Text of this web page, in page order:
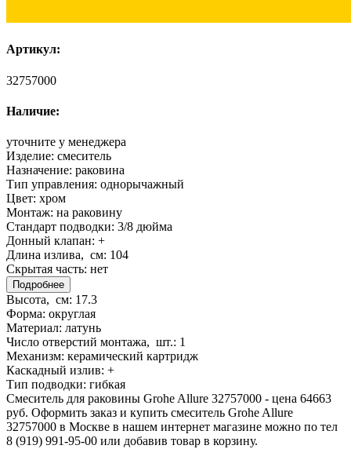
Артикул:
32757000
Наличие:
уточните у менеджера
Изделие: смеситель
Назначение: раковина
Тип управления: однорычажный
Цвет: хром
Монтаж: на раковину
Стандарт подводки: 3/8 дюйма
Донный клапан: +
Длина излива, см: 104
Скрытая часть: нет
Подробнее
Высота, см: 17.3
Форма: округлая
Материал: латунь
Число отверстий монтажа, шт.: 1
Механизм: керамический картридж
Каскадный излив: +
Тип подводки: гибкая
Смеситель для раковины Grohe Allure 32757000 - цена 64663
руб. Оформить заказ и купить смеситель Grohe Allure
32757000 в Москве в нашем интернет магазине можно по тел
8 (919) 991-95-00 или добавив товар в корзину.